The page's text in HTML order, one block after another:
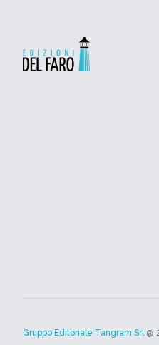
Gruppo Editoriale Tangram Srl@